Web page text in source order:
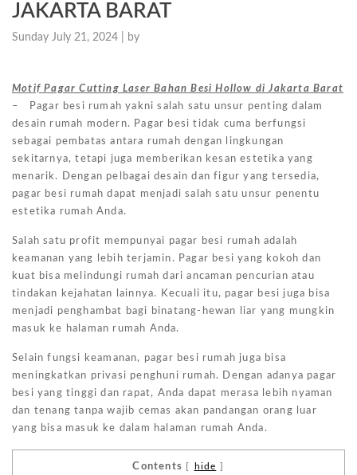
JAKARTA BARAT
Sunday July 21, 2024 | by
Motif Pagar Cutting Laser Bahan Besi Hollow di Jakarta Barat
– Pagar besi rumah yakni salah satu unsur penting dalam
desain rumah modern. Pagar besi tidak cuma berfungsi
sebagai pembatas antara rumah dengan lingkungan
sekitarnya, tetapi juga memberikan kesan estetika yang
menarik. Dengan pelbagai desain dan figur yang tersedia,
pagar besi rumah dapat menjadi salah satu unsur penentu
estetika rumah Anda.
Salah satu profit mempunyai pagar besi rumah adalah
keamanan yang lebih terjamin. Pagar besi yang kokoh dan
kuat bisa melindungi rumah dari ancaman pencurian atau
tindakan kejahatan lainnya. Kecuali itu, pagar besi juga bisa
menjadi penghambat bagi binatang-hewan liar yang mungkin
masuk ke halaman rumah Anda.
Selain fungsi keamanan, pagar besi rumah juga bisa
meningkatkan privasi penghuni rumah. Dengan adanya pagar
besi yang tinggi dan rapat, Anda dapat merasa lebih nyaman
dan tenang tanpa wajib cemas akan pandangan orang luar
yang bisa masuk ke dalam halaman rumah Anda.
Contents hide